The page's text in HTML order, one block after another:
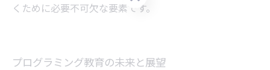
くために必要不可欠な要素です。
プログラミング教育の未来と展望